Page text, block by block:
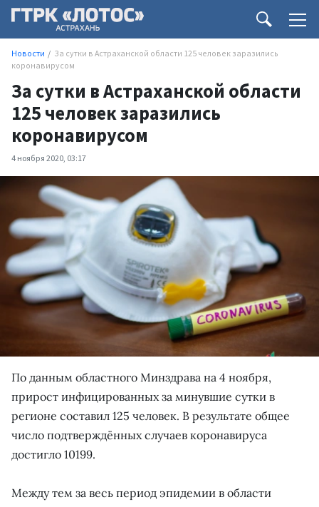
Новости
За сутки в Астраханской области 125 человек заразились
коронавирусом
За сутки в Астраханской области
125 человек заразились
коронавирусом
4 ноября 2020, 03:17
По данным областного Минздрава на 4 ноября,
прирост инфицированных за минувшие сутки в
регионе составил 125 человек. В результате общее
число подтверждённых случаев коронавируса
достигло 10199.
Между тем за весь период эпидемии в области